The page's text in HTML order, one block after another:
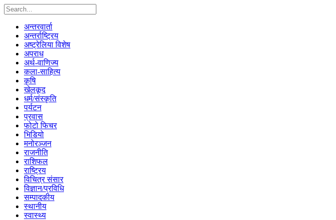
अन्तरवार्ता
अन्तर्राष्ट्रिय
अष्ट्रेलिया विशेष
अपराध
अर्थ-वाणिज्य
कला-साहित्य
कृषि
खेलकूद
धर्म/संस्कृति
पर्यटन
प्रवास
फोटो फिचर
भिडियो
मनोरञ्जन
राजनीति
राशिफल
राष्ट्रिय
विचित्र संसार
विज्ञान/प्रविधि
सम्पादकीय
स्थानीय
स्वास्थ्य